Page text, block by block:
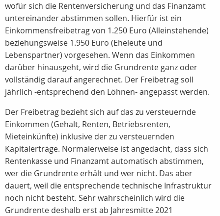
wofür sich die Rentenversicherung und das Finanzamt
untereinander abstimmen sollen. Hierfür ist ein
Einkommensfreibetrag von 1.250 Euro (Alleinstehende)
beziehungsweise 1.950 Euro (Eheleute und
Lebenspartner) vorgesehen. Wenn das Einkommen
darüber hinausgeht, wird die Grundrente ganz oder
vollständig darauf angerechnet. Der Freibetrag soll
jährlich -entsprechend den Löhnen- angepasst werden.
Der Freibetrag bezieht sich auf das zu versteuernde
Einkommen (Gehalt, Renten, Betriebsrenten,
Mieteinkünfte) inklusive der zu versteuernden
Kapitalerträge. Normalerweise ist angedacht, dass sich
Rentenkasse und Finanzamt automatisch abstimmen,
wer die Grundrente erhält und wer nicht. Das aber
dauert, weil die entsprechende technische Infrastruktur
noch nicht besteht. Sehr wahrscheinlich wird die
Grundrente deshalb erst ab Jahresmitte 2021